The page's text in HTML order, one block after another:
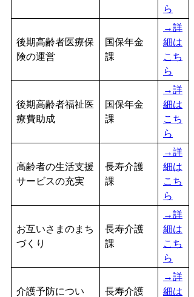
ら
後期高齢者医療保
険の運営
国保年金
課
→詳
細は
こち
ら
後期高齢者福祉医
療費助成
国保年金
課
→詳
細は
こち
ら
高齢者の生活支援
サービスの充実
長寿介護
課
→詳
細は
こち
ら
お互いさまのまち
づくり
長寿介護
課
→詳
細は
こち
ら
介護予防につい
長寿介護
→詳
細は